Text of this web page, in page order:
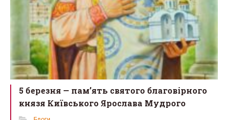
5 березня — пам’ять святого благовірного
князя Київського Ярослава Мудрого